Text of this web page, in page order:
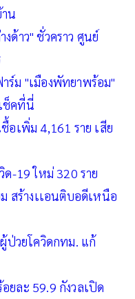
น
ด้าว" ชั่วคราว ศูนย์
ร์ม "เมืองพัทยาพร้อม"
ช็คที่นี่
อเพิ่ม 4,161 ราย เสีย
-19 ใหม่ 320 ราย
สร้างเเอนติบอดีเหนือ
ป่วยโควิดกทม. แก้
ยละ 59.9 กังวลเปิด